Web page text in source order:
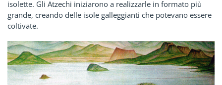
isolette. Gli Atzechi iniziarono a realizzarle in formato più
grande, creando delle isole galleggianti che potevano essere
coltivate.